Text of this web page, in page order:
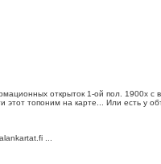
открыток 1-ой пол. 1900х с
топоним на карте... Или есть у
...